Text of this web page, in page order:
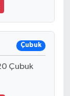
Çubuk
Çubuk